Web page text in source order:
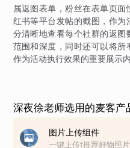
属返图表单，粉丝在表单页
红书等平台发帖的截图，作
分清晰地查看每个社群的返
范围和深度，同时还可以将所
作为活动执行效果的重要展示
深夜徐老师选用的麦客产
图片上传组件
一键上传t推荐好物照片